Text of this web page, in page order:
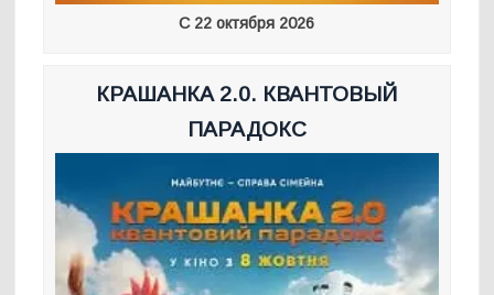
С 22 октября 2026
КРАШАНКА 2.0. КВАНТОВЫЙ
ПАРАДОКС